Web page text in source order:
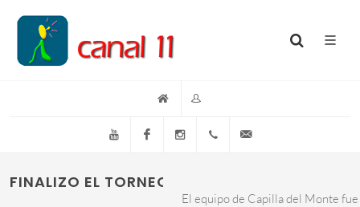
YouTube FacebookInstagram(+54)(9)3548-576073
FINALIZO EL TORNEO DE FUTBOL DE
El equipo de Capilla del Monte fue